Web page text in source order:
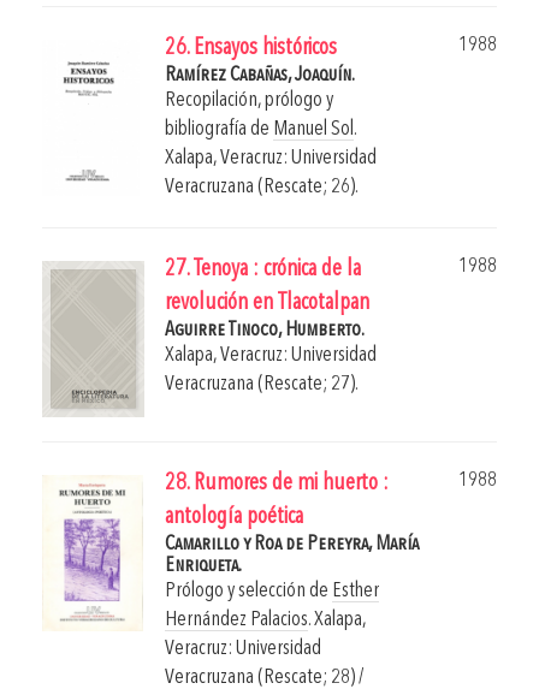
26. Ensayos históricos
1988
Ramírez Cabañas, Joaquín.
Recopilación, prólogo y
bibliografía de Manuel Sol .
Xalapa, Veracruz: Universidad
Veracruzana (Rescate; 26).
27. Tenoya : crónica de la
revolución en Tlacotalpan
1988
Aguirre Tinoco, Humberto.
Xalapa, Veracruz: Universidad
Veracruzana (Rescate; 27).
28. Rumores de mi huerto :
antología poética
1988
Camarillo y Roa de Pereyra, María
Enriqueta.
Prólogo y selección de Esther
Hernández Palacios.Xalapa,
Veracruz: Universidad
Veracruzana (Rescate; 28) /